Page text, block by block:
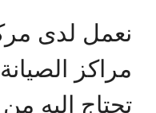
نعمل لدى
مراكز
تحتاج إليه